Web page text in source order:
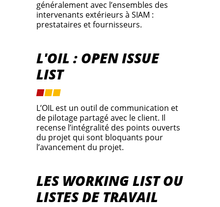
généralement avec l’ensembles des
intervenants extérieurs à SIAM :
prestataires et fournisseurs.
L'OIL : OPEN ISSUE
LIST
L’OIL est un outil de communication et
de pilotage partagé avec le client. Il
recense l’intégralité des points ouverts
du projet qui sont bloquants pour
l’avancement du projet.
LES WORKING LIST OU
LISTES DE TRAVAIL